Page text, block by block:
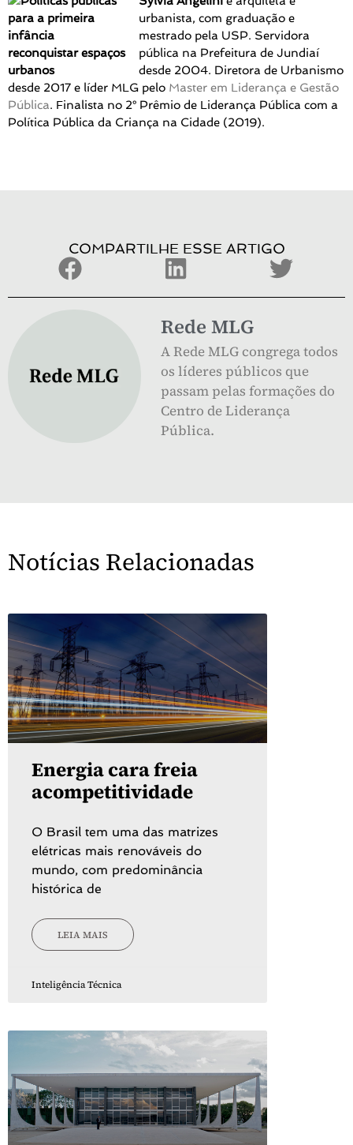
urbanista, com graduação e
mestrado pela USP. Servidora
pública na Prefeitura de Jundiaí
desde 2004. Diretora de Urbanismo
desde 2017 e líder MLG pelo Master em Liderança e Gestão
Pública. Finalista no 2° Prêmio de Liderança Pública com a
Política Pública da Criança na Cidade (2019).
COMPARTILHE ESSE ARTIGO
Rede MLG
A Rede MLG congrega todos
os líderes públicos que
passam pelas formações do
Centro de Liderança
Pública.
Notícias Relacionadas
Energia cara freia
acompetitividade
O Brasil tem uma das matrizes
elétricas mais renováveis do
mundo, com predominância
histórica de
LEIA MAIS
Inteligência Técnica